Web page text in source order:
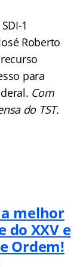
1
Roberto
para
Com
do TST.
melhor
do XXV e
Ordem!